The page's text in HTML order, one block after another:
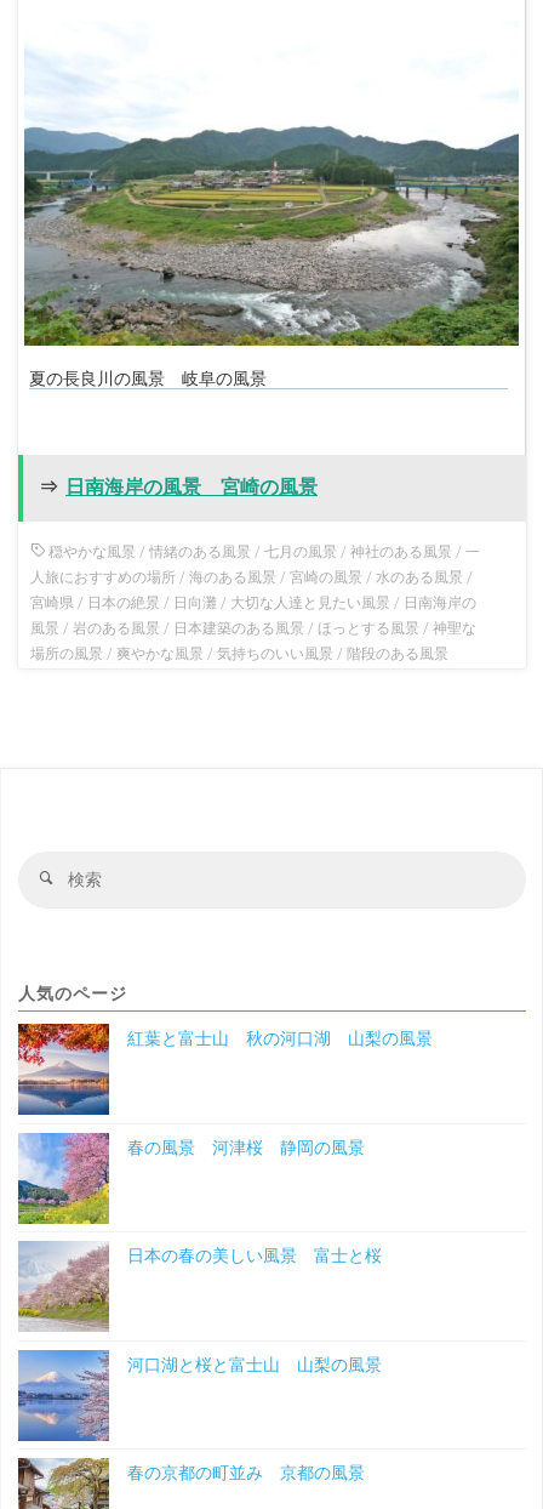
夏の長良川の風景 岐阜の風景
⇒ 日南海岸の風景 宮崎の風景
穏やかな風景 / 情緒のある風景 / 七月の風景 / 神社のある風景 / 一
人旅におすすめの場所/ 海のある風景 / 宮崎の風景 / 水のある風景 /
宮崎県/ 日本の絶景 / 日向灘 / 大切な人達と見たい風景 / 日南海岸の
風景 / 岩のある風景 / 日本建築のある風景 / ほっとする風景 / 神聖な
場所の風景 / 爽やかな風景 / 気持ちのいい風景 / 階段のある風景
検
人気のページ
紅葉と富士山 秋の河口湖 山梨の風景
春の風景 河津桜 静岡の風景
日本の春の美しい風景 富士と桜
河口湖と桜と富士山 山梨の風景
春の京都の町並み 京都の風景